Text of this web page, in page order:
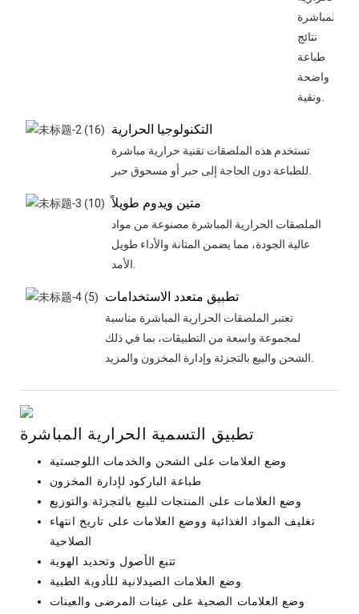
المباشرة
نتائج
طباعة
واضحة
ونقية.
التكنولوجيا الحرارية
تستخدم هذه الملصقات تقنية حرارية مباشرة
للطباعة دون الحاجة إلى حبر أو مسحوق حبر.
متين ويدوم طويلاً
الملصقات الحرارية المباشرة مصنوعة من مواد
عالية الجودة، مما يضمن المتانة والأداء طويل
الأمد.
تطبيق متعدد الاستخدامات
تعتبر الملصقات الحرارية المباشرة مناسبة
لمجموعة واسعة من التطبيقات، بما في ذلك
الشحن والبيع بالتجزئة وإدارة المخزون والمزيد.
تطبيق التسمية الحرارية المباشرة
وضع العلامات على الشحن والخدمات اللوجستية
طباعة الباركود لإدارة المخزون
وضع العلامات على المنتجات للبيع بالتجزئة والتوزيع
تغليف المواد الغذائية ووضع العلامات على تاريخ انتهاء
الصلاحية
تتبع الأصول وتحديد الهوية
وضع العلامات الصيدلانية للأدوية الطبية
وضع العلامات الصحية على عينات المرضى والعينات